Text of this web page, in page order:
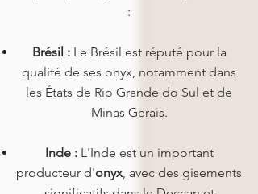
:
Brésil :Le Brésil est réputé pour la
qualité de ses onyx, notamment dans
les États de Rio Grande do Sul et de
Minas Gerais.
Inde :L'Inde est un important
producteur d'onyx , avec des gisements